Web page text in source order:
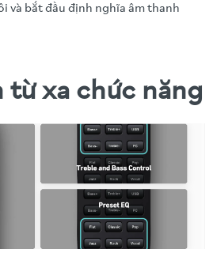
và bắt đầu định nghĩa âm thanh
xa chức năng